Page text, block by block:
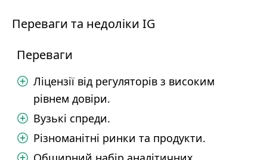
Переваги та недоліки IG
Переваги
Ліцензії від регуляторів з високим
рівнем довіри.
Вузькі спреди.
Різноманітні ринки та продукти.